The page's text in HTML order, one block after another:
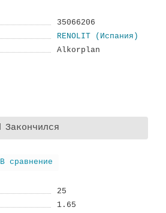
35066206
RENOLIT (Испания)
Alkorplan
Закончился
В сравнение
25
1.65